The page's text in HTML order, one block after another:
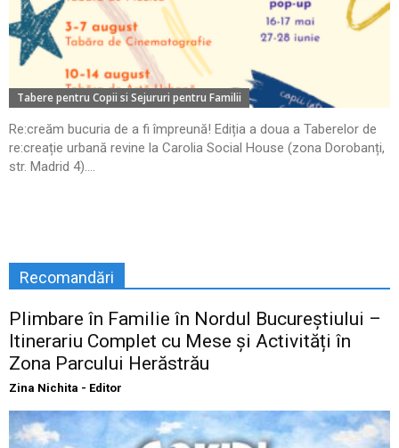
Tabere pentru Copii si Sejururi pentru Familii
Re:creăm bucuria de a fi împreună! Ediția a doua a Taberelor de
re:creație urbană revine la Carolia Social House (zona Dorobanți,
str. Madrid 4)....
Recomandări
Plimbare în Familie în Nordul Bucureștiului –
Itinerariu Complet cu Mese și Activități în
Zona Parcului Herăstrău
Zina Nichita - Editor